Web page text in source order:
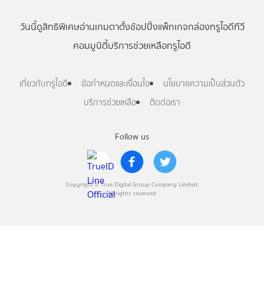
Follow us
Copyright © True Digital Group Company Limited.
All rights reserved
วันนี้ดูสิทธิพิเศษอ่านเกมตาตั้งช้อปปิ้งแพ็กเกจกล่องทรูไอดีทีวี
คอมมูนิตี้บริการช่วยเหลือทรูไอดี
เกี่ยวกับทรูไอดี ข้อกำหนดและเงื่อนไข
นโยบายความเป็นส่วนตัว
บริการช่วยเหลือ
ติดต่อเรา